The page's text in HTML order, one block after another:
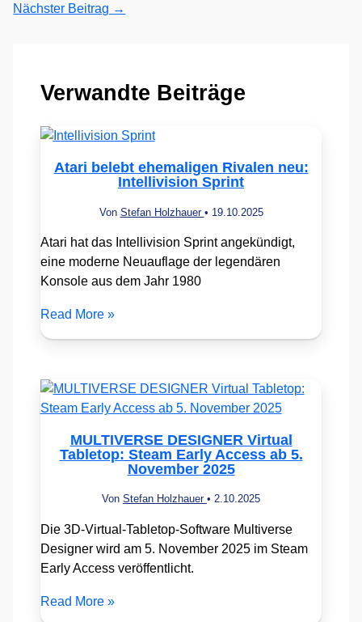
Nächster Beitrag →
Verwandte Beiträge
Atari belebt ehemaligen Rivalen neu:
Intellivision Sprint
Von Stefan Holzhauer • 19.10.2025
Atari hat das Intellivision Sprint angekündigt,
eine moderne Neuauflage der legendären
Konsole aus dem Jahr 1980
Read More »
MULTIVERSE DESIGNER Virtual
Tabletop: Steam Early Access ab 5.
November 2025
Von Stefan Holzhauer • 2.10.2025
Die 3D-Virtual-Tabletop-Software Multiverse
Designer wird am 5. November 2025 im Steam
Early Access veröffentlicht.
Read More »